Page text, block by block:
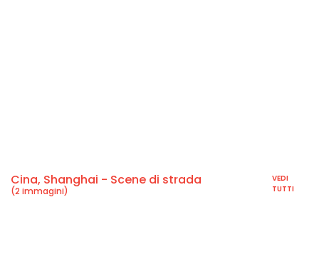
Cina, Shanghai - Scene di strada
(2 immagini)
VEDI
TUTTI